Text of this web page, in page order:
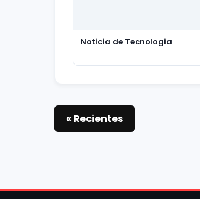
Noticia de Tecnologia
« Recientes